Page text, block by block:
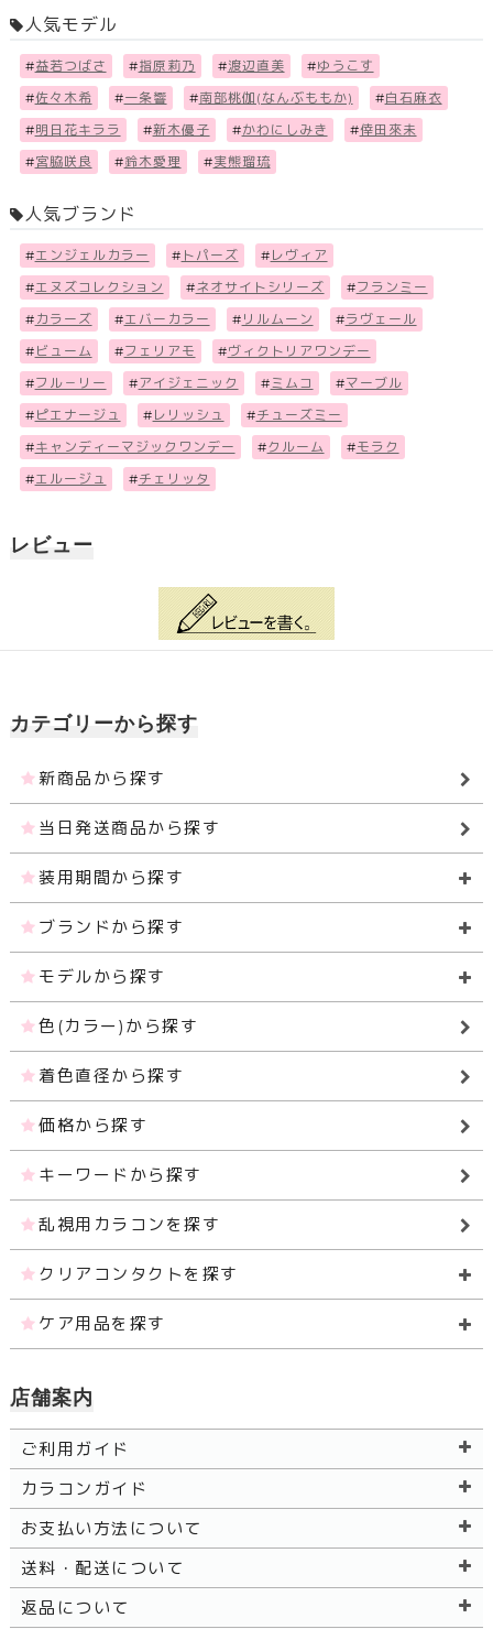
人気モデル
#益若つばさ #指原莉乃 #渡辺直美 #ゆうこす
#佐々木希 #一条響 #南部桃伽(なんぶももか) #白石麻衣
#明日花キララ #新木優子 #かわにしみき #倖田來未
#宮脇咲良 #鈴木愛理 #実熊瑠琉
人気ブランド
#エンジェルカラー # トパーズ # レヴィア
#エヌズコレクション #ネオサイトシリーズ #フランミー
# カラーズ #エバーカラー # リルムーン #ラヴェール
# ビューム #フェリアモ #ヴィクトリアワンデー
#フル－リー #アイジェニック #ミムコ #マーブル
# ピエナージュ # レリッシュ #チューズミー
#キャンディーマジックワンデー #クルーム #モラク
#エルージュ #チェリッタ
レビュー
カテゴリーから探す
新商品から探す
当日発送商品から探す
装用期間から探す
ブランドから探す
モデルから探す
色(カラー)から探す
着色直径から探す
価格から探す
キーワードから探す
乱視用カラコンを探す
クリアコンタクトを探す
ケア用品を探す
店舗案内
ご利用ガイド
カラコンガイド
お支払い方法について
送料・配送について
返品について